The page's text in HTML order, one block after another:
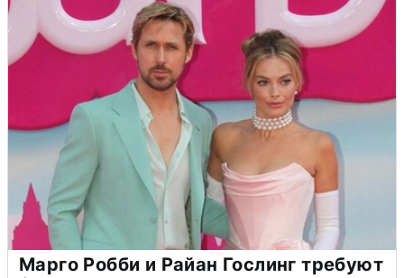
Марго Робби и Райан Гослинг требуют